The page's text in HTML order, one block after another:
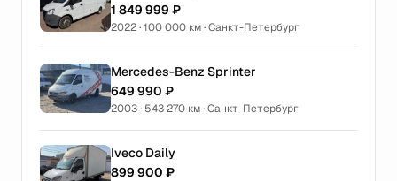
1 849 999 ₽
2022 · 100 000 км · Санкт-Петербург
Mercedes-Benz Sprinter
649 990 ₽
2003 · 543 270 км · Санкт-Петербург
Iveco Daily
899 900 ₽